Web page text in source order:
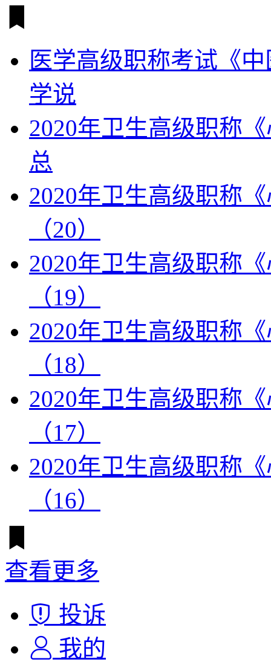
医学高级职称考试《
学说
2020年卫生高级职称
总
2020年卫生高级职称
（20）
2020年卫生高级职称
（19）
2020年卫生高级职称
（18）
2020年卫生高级职称
（17）
2020年卫生高级职称
（16）
查看更多
投诉
我的